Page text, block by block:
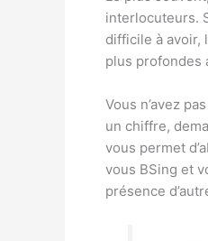
interlocuteurs.
difficile à avoir,
plus profondes
Vous n’avez
un chiffre,
vous permet
vous BSing et
présence